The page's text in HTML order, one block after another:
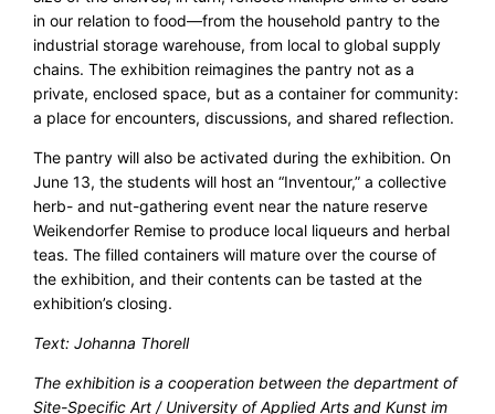
in our relation to food—from the household pantry to the
industrial storage warehouse, from local to global supply
chains. The exhibition reimagines the pantry not as a
private, enclosed space, but as a container for community:
a place for encounters, discussions, and shared reflection.
The pantry will also be activated during the exhibition. On
June 13, the students will host an “Inventour,” a collective
herb- and nut-gathering event near the nature reserve
Weikendorfer Remise to produce local liqueurs and herbal
teas. The filled containers will mature over the course of
the exhibition, and their contents can be tasted at the
exhibition’s closing.
Text: Johanna Thorell
The exhibition is a cooperation between the department of
Site-Specific Art / University of Applied Arts and Kunst im